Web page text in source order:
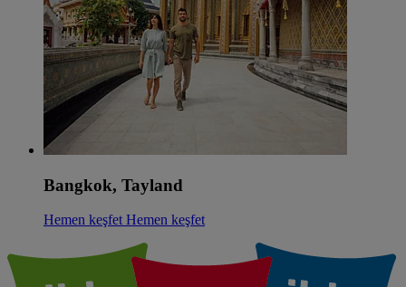
Bangkok, Tayland
Hemen keşfet Hemen keşfet